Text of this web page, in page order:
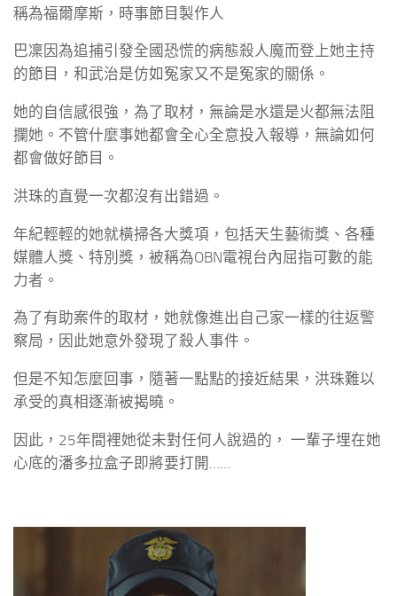
稱為福爾摩斯，時事節目製作人
巴凜因為追捕引發全國恐慌的病態殺人魔而登上她主持
的節目，和武治是仿如冤家又不是冤家的關係。
她的自信感很強，為了取材，無論是水還是火都無法阻
攔她。不管什麼事她都會全心全意投入報導，無論如何
都會做好節目。
洪珠的直覺一次都沒有出錯過。
年紀輕輕的她就橫掃各大獎項，包括天生藝術獎、各種
媒體人獎、特別獎，被稱為OBN電視台內屈指可數的能
力者。
為了有助案件的取材，她就像進出自己家一樣的往返警
察局，因此她意外發現了殺人事件。
但是不知怎麼回事，隨著一點點的接近結果，洪珠難以
承受的真相逐漸被揭曉。
因此，25年間裡她從未對任何人說過的， 一輩子埋在她
心底的潘多拉盒子即將要打開……